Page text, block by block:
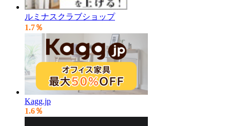
ルミナスクラブショップ
1.7％
Kagg.jp
1.6％